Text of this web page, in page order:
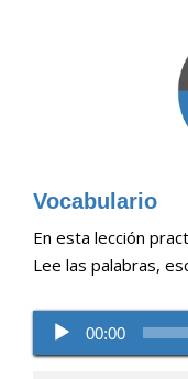
Vocabulario
En esta lección
Lee las palabras,
Reproductor
de
00:00